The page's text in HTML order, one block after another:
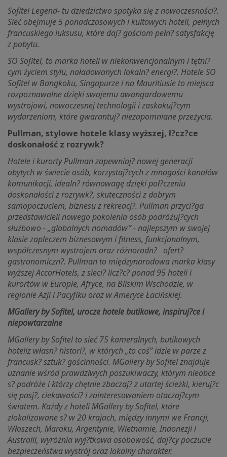
Sofitel Legend- tu dziedzictwo spotyka się z nowoczesności?.
Sieć obejmuje 5 ponadczasowych i kultowych hoteli, pełnych
francuskiego luksusu, które daj? gościom pełn? satysfakcję
z pobytu.
SO Sofitel, to marka hoteli w niekonwencjonalnym i tętni?
cym życiem stylu, naładowanych lokaln? energi?. Hotele SO
Sofitel w Bangkoku, Singapurze i na Mauritiusie to miejsca
rozpoznawalne dzięki swojemu awangardowemu
wystrojowi, nowoczesnej technologii i zaskakuj?cym
wydarzeniom, które gwarantuj? niezapomniane przeżycia.
Pullman, stylowe hotele klasy wyższej, ł?cz?ce
doskonałość z rozrywk?
Hotele i kurorty Pullman zapewniaj? nowej generacji
obytych w świecie osób, korzystaj?cych z mnogości kanałów
komunikacji, idealn? równowagę dzięki poł?czeniu
doskonałości z rozrywk?, skuteczności z dobrym
samopoczuciem, biznesu z rekreacj?. Pullman przyci?ga
przedstawicieli nowego pokolenia osób podróżuj?cych
służbowo - „globalnych nomadów” - najlepszym w swojej
klasie zapleczem biznesowym i fitness, funkcjonalnym,
współczesnym wystrojem oraz różnorodn? ofert?
gastronomiczn?. Pullman to międzynarodowa marka klasy
wyższej AccorHotels, z sieci? licz?c? ponad 95 hoteli i
kurortów w Europie, Afryce, na Bliskim Wschodzie, w
regionie Azji i Pacyfiku oraz w Ameryce Łacińskiej.
MGallery by Sofitel, urocze hotele butikowe, inspiruj?ce i
niepowtarzalne
MGallery by Sofitel to sieć 75 kameralnych, butikowych
hoteliz własn? histori?, w których „to coś” idzie w parze z
francusk? sztuk? gościnności. MGallery by Sofitel znajduje
uznanie wśród prawdziwych poszukiwaczy, którym nieobce
s? podróże i którzy chętnie zbaczaj? z utartej ścieżki, kieruj?c
się pasj?, ciekawości? i zainteresowaniem otaczaj?cym
światem. Każdy z hoteli MGallery by Sofitel, które
zlokalizowane s? w 20 krajach, między innymi we Francji,
Włoszech, Maroku, Argentynie, Wietnamie, Indonezji i
Australii, wyróżnia wyj?tkowa osobowość, daj?cy poczucie
bezpieczeństwa wystrój oraz lokalny charakter.